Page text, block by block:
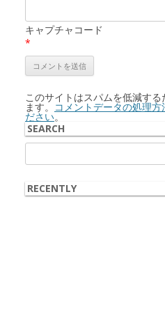
キャプチャコード
*
このサイトはスパムを低減す
ます。 コメントデータの処理
ださい。
SEARCH
索:
RECENTLY